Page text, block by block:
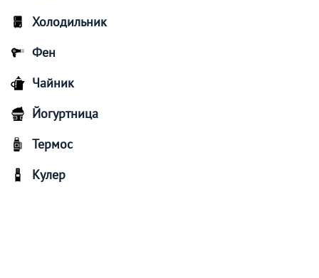
Холодильник
Фен
Чайник
Йогуртница
Термос
Кулер